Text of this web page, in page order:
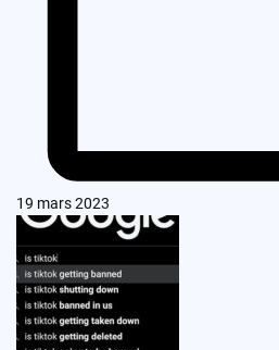
19 mars 2023